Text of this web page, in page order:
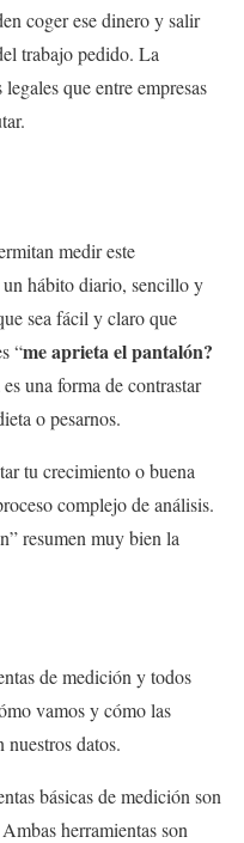
coger ese dinero y salir
trabajo pedido. La
que entre empresas
medir este
un hábito diario, sencillo y
sea fácil y claro que
“me aprieta el pantalón?
es una forma de contrastar
o pesarnos.
tu crecimiento o buena
complejo de análisis.
resumen muy bien la
de medición y todos
vamos y cómo las
nuestros datos.
básicas de medición son
herramientas son